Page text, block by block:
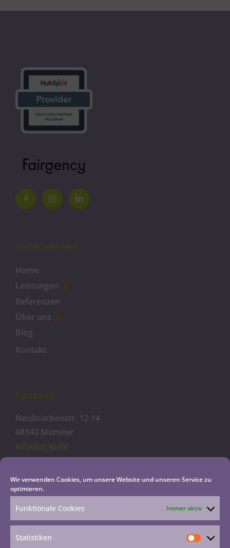
Wir verwenden Cookies, um unsere Website und unseren Service zu
optimieren.
Funktionale Cookies Immer aktiv
Statistiken
Unternehmen
Home
Leistungen
Referenzen
Über uns
Blog
Kontakt
Kontakt
Neubrückenstr. 12-14
48143 Münster
info@pr-ip.de
Cookie-Richtlinie
Datenschutzerklärung
Impressum
Haftungsausschluss